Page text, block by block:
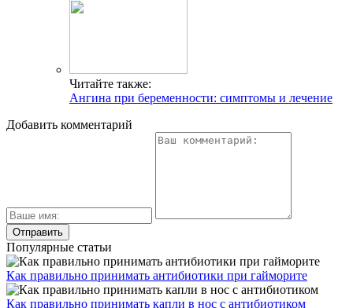
Читайте также:
Ангина при беременности: симптомы и лечение
Добавить комментарий
Популярные статьи
Как правильно принимать антибиотики при гайморите
Как правильно принимать капли в нос с антибиотиком